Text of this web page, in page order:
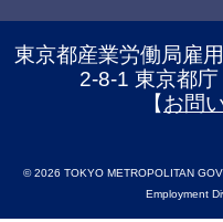
東京都産業労働局雇
2-8-1 東京都
【お問
© 2026 TOKYO METROPOLITAN
Employment